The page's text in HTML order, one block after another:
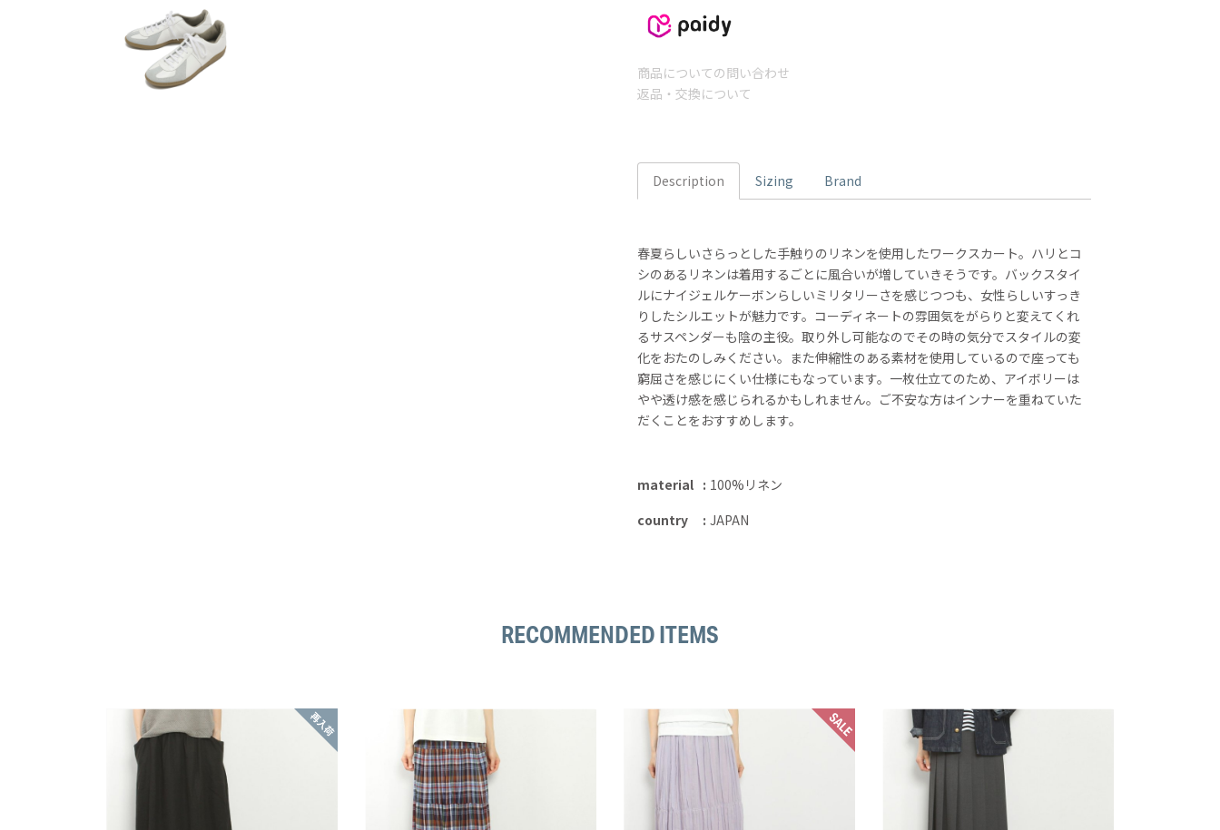
商品についての問い合わせ
返品・交換について
Description Sizing Brand
春夏らしいさらっとした手触りのリネンを使用したワークスカート。ハリとコ
シのあるリネンは着用するごとに風合いが増していきそうです。バックスタイ
ルにナイジェルケーボンらしいミリタリーさを感じつつも、女性らしいすっき
りしたシルエットが魅力です。コーディネートの雰囲気をがらりと変えてくれ
るサスペンダーも陰の主役。取り外し可能なのでその時の気分でスタイルの変
化をおたのしみください。また伸縮性のある素材を使用しているので座っても
窮屈さを感じにくい仕様にもなっています。一枚仕立てのため、アイボリーは
やや透け感を感じられるかもしれません。ご不安な方はインナーを重ねていた
だくことをおすすめします。
material
100%リネン
country
JAPAN
RECOMMENDED ITEMS